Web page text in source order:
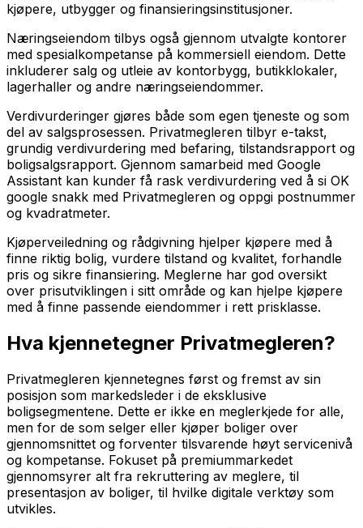
kjøpere, utbygger og finansieringsinstitusjoner.
Næringseiendom tilbys også gjennom utvalgte kontorer
med spesialkompetanse på kommersiell eiendom. Dette
inkluderer salg og utleie av kontorbygg, butikklokaler,
lagerhaller og andre næringseiendommer.
Verdivurderinger gjøres både som egen tjeneste og som
del av salgsprosessen. Privatmegleren tilbyr e-takst,
grundig verdivurdering med befaring, tilstandsrapport og
boligsalgsrapport. Gjennom samarbeid med Google
Assistant kan kunder få rask verdivurdering ved å si OK
google snakk med Privatmegleren og oppgi postnummer
og kvadratmeter.
Kjøperveiledning og rådgivning hjelper kjøpere med å
finne riktig bolig, vurdere tilstand og kvalitet, forhandle
pris og sikre finansiering. Meglerne har god oversikt
over prisutviklingen i sitt område og kan hjelpe kjøpere
med å finne passende eiendommer i rett prisklasse.
Hva kjennetegner Privatmegleren?
Privatmegleren kjennetegnes først og fremst av sin
posisjon som markedsleder i de eksklusive
boligsegmentene. Dette er ikke en meglerkjede for alle,
men for de som selger eller kjøper boliger over
gjennomsnittet og forventer tilsvarende høyt servicenivå
og kompetanse. Fokuset på premiummarkedet
gjennomsyrer alt fra rekruttering av meglere, til
presentasjon av boliger, til hvilke digitale verktøy som
utvikles.